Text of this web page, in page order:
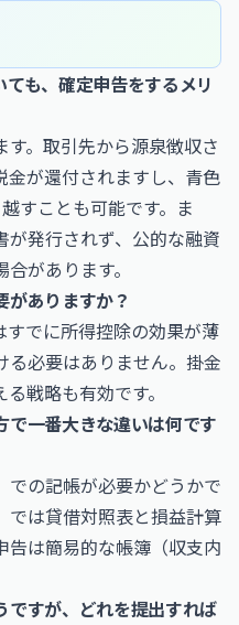
も、確定申告をするメリ
。取引先から源泉徴収さ
金が還付されますし、青色
すことも可能です。ま
が発行されず、公的な融資
があります。
がありますか？
でに所得控除の効果が薄
る必要はありません。掛金
戦略も有効です。
で一番大きな違いは何です
での記帳が必要かどうかで
では貸借対照表と損益計算
は簡易的な帳簿（収支内
ですが、どれを提出すれば